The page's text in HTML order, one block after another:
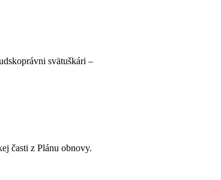
svätuškári –
časti z Plánu obnovy.